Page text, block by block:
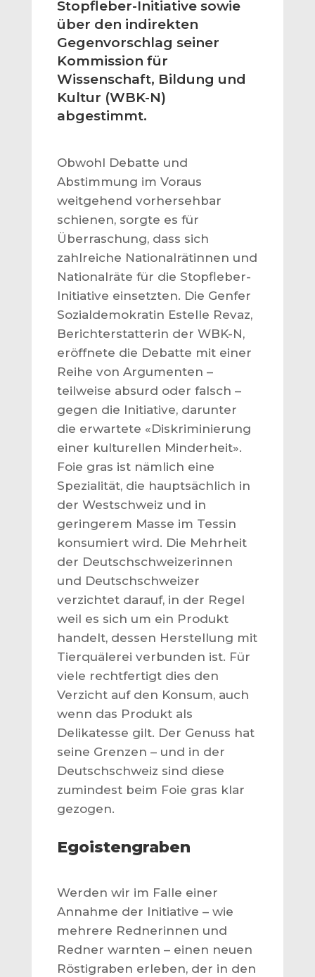
Stopfleber-Initiative sowie
über den indirekten
Gegenvorschlag seiner
Kommission für
Wissenschaft, Bildung und
Kultur (WBK-N)
abgestimmt.
Obwohl Debatte und
Abstimmung im Voraus
weitgehend vorhersehbar
schienen, sorgte es für
Überraschung, dass sich
zahlreiche Nationalrätinnen und
Nationalräte für die Stopfleber-
Initiative einsetzten. Die Genfer
Sozialdemokratin Estelle Revaz,
Berichterstatterin der WBK-N,
eröffnete die Debatte mit einer
Reihe von Argumenten –
teilweise absurd oder falsch –
gegen die Initiative, darunter
die erwartete «Diskriminierung
einer kulturellen Minderheit».
Foie gras ist nämlich eine
Spezialität, die hauptsächlich in
der Westschweiz und in
geringerem Masse im Tessin
konsumiert wird. Die Mehrheit
der Deutschschweizerinnen
und Deutschschweizer
verzichtet darauf, in der Regel
weil es sich um ein Produkt
handelt, dessen Herstellung mit
Tierquälerei verbunden ist. Für
viele rechtfertigt dies den
Verzicht auf den Konsum, auch
wenn das Produkt als
Delikatesse gilt. Der Genuss hat
seine Grenzen – und in der
Deutschschweiz sind diese
zumindest beim Foie gras klar
gezogen.
Egoistengraben
Werden wir im Falle einer
Annahme der Initiative – wie
mehrere Rednerinnen und
Redner warnten – einen neuen
Röstigraben erleben, der in den